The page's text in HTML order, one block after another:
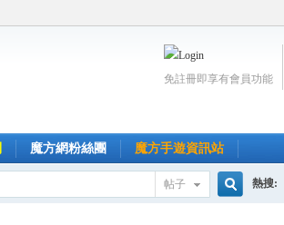
免註冊即享有會員功能
魔方網粉絲團 魔方手遊資訊站
帖子 熱搜: